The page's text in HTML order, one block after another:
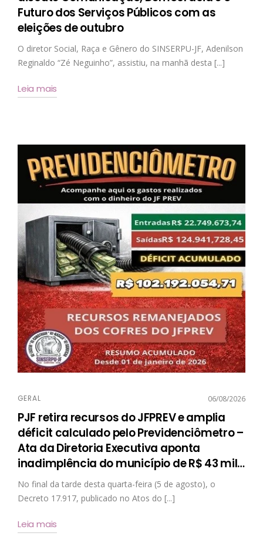
Futuro dos Serviços Públicos com as
eleições de outubro
O diretor Social, Raça e Gênero do SINSERPU-JF, Adenilson
Reginaldo “Zé Neguinho”, assistiu, na manhã desta [...]
Leia mais
GERAL 06/08/2026
PJF retira recursos do JFPREV e amplia
déficit calculado pelo Previdenciômetro –
Ata da Diretoria Executiva aponta
inadimplência do município de R$ 43 mil…
No final da tarde desta quarta-feira (5 de agosto), o
Decreto 17.917, publicado no Atos do [...]
Leia mais